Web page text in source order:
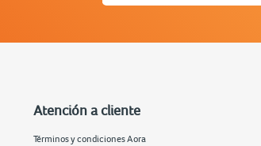
Atención a cliente
Términos y condiciones Aora